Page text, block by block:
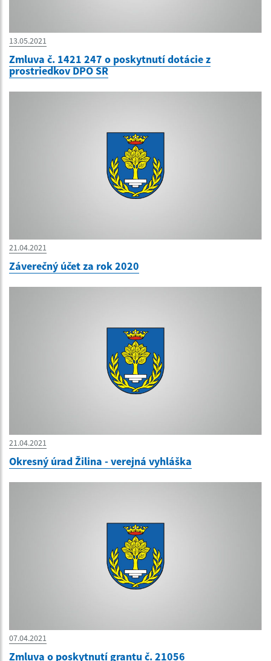
13.05.2021
Zmluva č. 1421 247 o poskytnutí dotácie z
prostriedkov DPO SR
21.04.2021
Záverečný účet za rok 2020
21.04.2021
Okresný úrad Žilina - verejná vyhláška
07.04.2021
Zmluva o poskytnutí grantu č. 21056